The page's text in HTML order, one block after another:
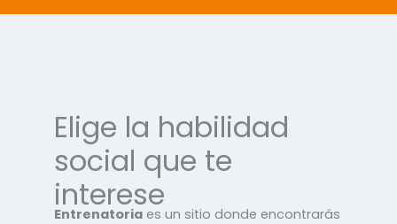
Elige la habilidad
social que te
interese
Entrenatoria es un sitio donde encontrarás